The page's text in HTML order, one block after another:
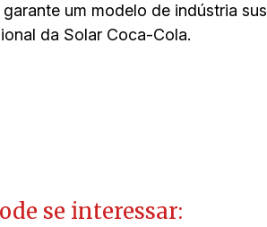
um modelo de indústria
da Solar Coca-Cola.
se interessar: